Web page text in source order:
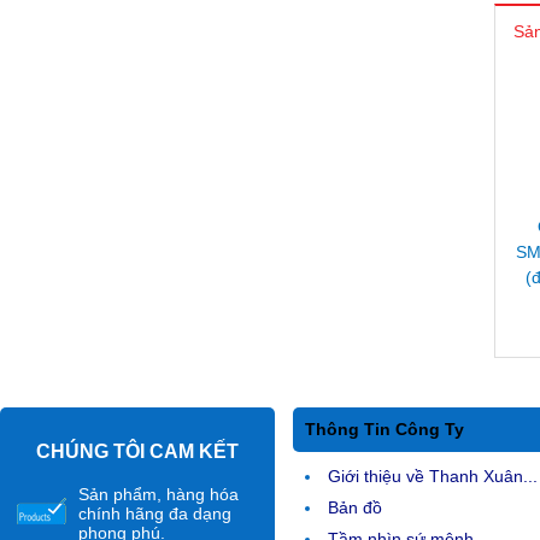
CHÚNG TÔI CAM KẾT
Sản phẩm, hàng hóa
chính hãng đa dạng
phong phú.
Thông Tin Công Ty
Giới thiệu về Thanh Xuân...
Bản đồ